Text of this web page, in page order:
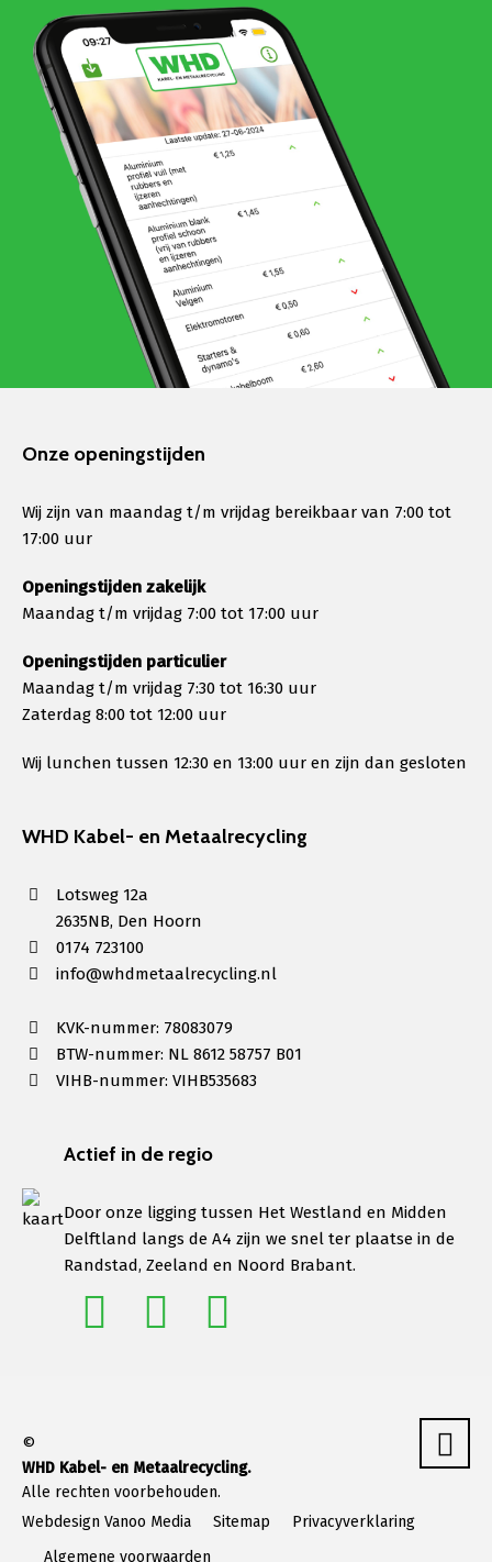
Onze openingstijden
Wij zijn van maandag t/m vrijdag bereikbaar van 7:00 tot
17:00 uur
Openingstijden zakelijk
Maandag t/m vrijdag 7:00 tot 17:00 uur
Openingstijden particulier
Maandag t/m vrijdag 7:30 tot 16:30 uur
Zaterdag 8:00 tot 12:00 uur
Wij lunchen tussen 12:30 en 13:00 uur en zijn dan gesloten
WHD Kabel- en Metaalrecycling
Lotsweg 12a
2635NB, Den Hoorn
0174 723100
info@whdmetaalrecycling.nl
KVK-nummer: 78083079
BTW-nummer: NL 8612 58757 B01
VIHB-nummer: VIHB535683
Actief in de regio
Door onze ligging tussen Het Westland en Midden
Delftland langs de A4 zijn we snel ter plaatse in de
Randstad, Zeeland en Noord Brabant.
©
WHD Kabel- en Metaalrecycling.
Alle rechten voorbehouden.
Webdesign Vanoo Media
Sitemap
Privacyverklaring
Algemene voorwaarden